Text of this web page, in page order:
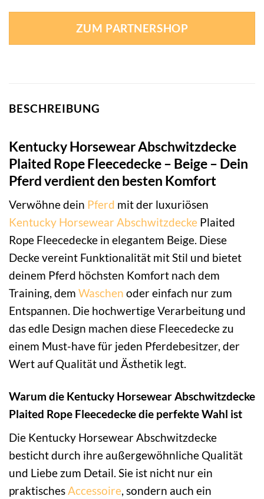
ZUM PARTNERSHOP
BESCHREIBUNG
Kentucky Horsewear Abschwitzdecke
Plaited Rope Fleecedecke – Beige – Dein
Pferd verdient den besten Komfort
Verwöhne dein Pferd mit der luxuriösen
Kentucky Horsewear Abschwitzdecke Plaited
Rope Fleecedecke in elegantem Beige. Diese
Decke vereint Funktionalität mit Stil und bietet
deinem Pferd höchsten Komfort nach dem
Training, dem Waschen oder einfach nur zum
Entspannen. Die hochwertige Verarbeitung und
das edle Design machen diese Fleecedecke zu
einem Must-have für jeden Pferdebesitzer, der
Wert auf Qualität und Ästhetik legt.
Warum die Kentucky Horsewear Abschwitzdecke
Plaited Rope Fleecedecke die perfekte Wahl ist
Die Kentucky Horsewear Abschwitzdecke
besticht durch ihre außergewöhnliche Qualität
und Liebe zum Detail. Sie ist nicht nur ein
praktischesAccessoire, sondern auch ein